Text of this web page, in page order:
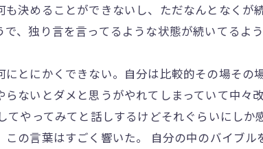
決めることができないし、ただなんとなくが
、独り言を言ってるような状態が続いてるよう
とにかくできない。自分は比較的その場そ
ないとダメと思うがやれてしまっていて中々
やってみてと話しするけどそれぐらいにし
の言葉はすごく響いた。 自分の中のバイブ